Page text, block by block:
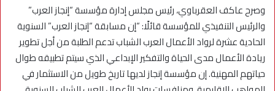
وصرح عاكف العقرباوي، رئيس مجلس إدارة مؤسسة “إنجاز العرب”
والرئيس التنفيذي للمؤسسة قائلًا: “إن مسابقة “إنجاز العرب” السنوية
الحادية عشرة لرواد الأعمال العرب الشباب تدعم الطلبة من أجل تطوير
ريادة الأعمال مدى الحياة والتفكير الإبداعي الذي سيتم تطبيقه طوال
حياتهم المهنية. إن مؤسسة إنجاز لديها تاريخ طويل من الاستثمار في